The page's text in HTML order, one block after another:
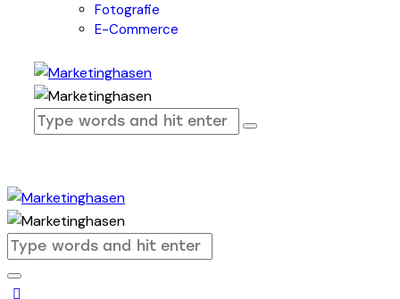
Fotografie
E-Commerce